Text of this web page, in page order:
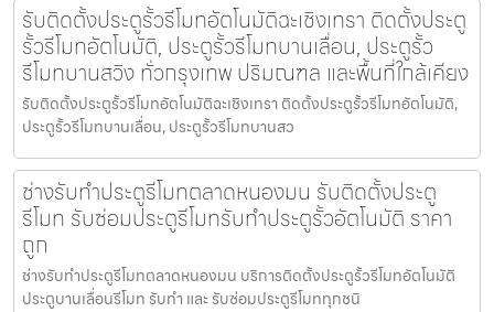
รับติดตั้งประตูรั้วรีโมทอัตโนมัติฉะเชิงเทรา ติดตั้งประตู
รั้วรีโมทอัตโนมัติ, ประตูรั้วรีโมทบานเลื่อน, ประตูรั้ว
รีโมทบานสวิง ทั่วกรุงเทพ ปริมณฑล และพื้นที่ใกล้เคียง
รับติดตั้งประตูรั้วรีโมทอัตโนมัติฉะเชิงเทรา ติดตั้งประตูรั้วรีโมทอัตโนมัติ,
ประตูรั้วรีโมทบานเลื่อน, ประตูรั้วรีโมทบานสว
ช่างรับทำประตูรีโมทตลาดหนองมน รับติดตั้งประตู
รีโมท รับซ่อมประตูรีโมทรับทำประตูรั้วอัตโนมัติ ราคา
ถูก
ช่างรับทำประตูรีโมทตลาดหนองมน บริการติดตั้งประตูรั้วรีโมทอัตโนมัติ
ประตูบานเลื่อนรีโมท รับทำ และ รับซ่อมประตูรีโมททุกชนิ